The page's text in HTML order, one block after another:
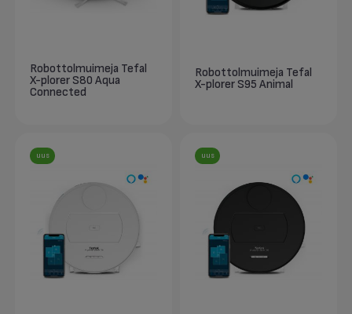
Robottolmuimeja Tefal
X-plorer S80 Aqua
Connected
Robottolmuimeja Tefal
X-plorer S95 Animal
uus uus